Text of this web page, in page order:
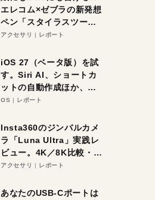
エレコム×ゼブラの新発想
ペン「スタイラスツーウ
ェイ」レビュー。持ち替
アクセサリ レポート
iOS 27（ベータ版）を試
す。Siri AI、ショートカ
ットの自動作成ほか、期
待大の便利機能5選。
る未来はすぐそこ！
OS レポート
Insta360のジンバルカメ
ラ「Luna Ultra」実践レ
ビュー。4K／8K比較・ズ
ーム・夜間撮影をチェッ
アクセサリ レポート
あなたのUSB-Cポートは